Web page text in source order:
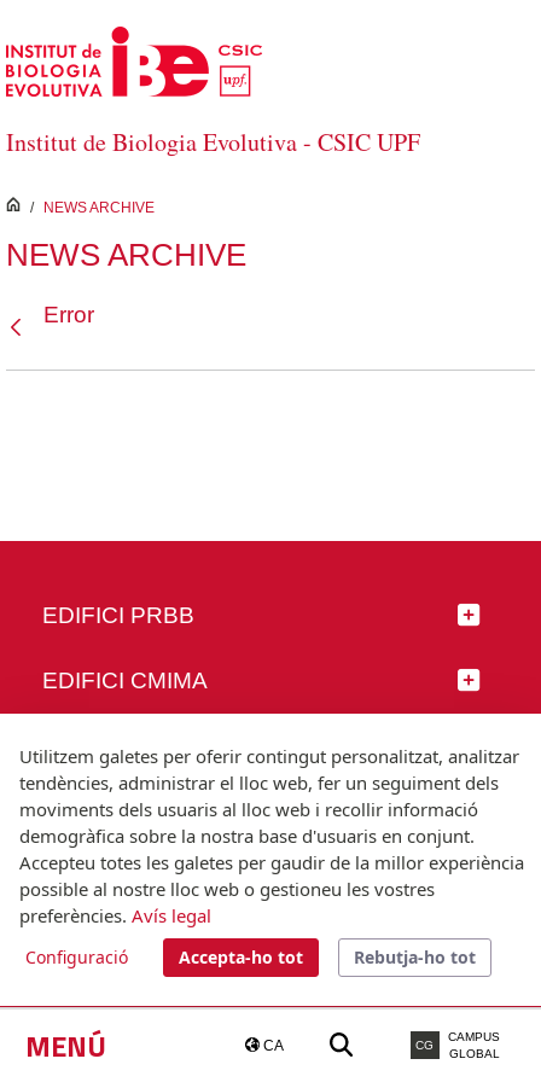
Salta al contingut principal
Institut de Biologia Evolutiva - CSIC UPF
MENÚ CA CG
CAMPUS
GLOBAL
inici
/ NEWS ARCHIVE
NEWS ARCHIVE
Error
EDIFICI PRBB
EDIFICI CMIMA
SEGUEIX-NOS
© Universitat Pompeu Fabra
Barcelona
T.(+34) 93 542 20 00
Utilitzem galetes per oferir contingut personalitzat, analitzar
tendències, administrar el lloc web, fer un seguiment dels
moviments dels usuaris al lloc web i recollir informació
demogràfica sobre la nostra base d'usuaris en conjunt.
Accepteu totes les galetes per gaudir de la millor experiència
possible al nostre lloc web o gestioneu les vostres
preferències. Avís legal
Configuració Accepta-ho tot Rebutja-ho tot